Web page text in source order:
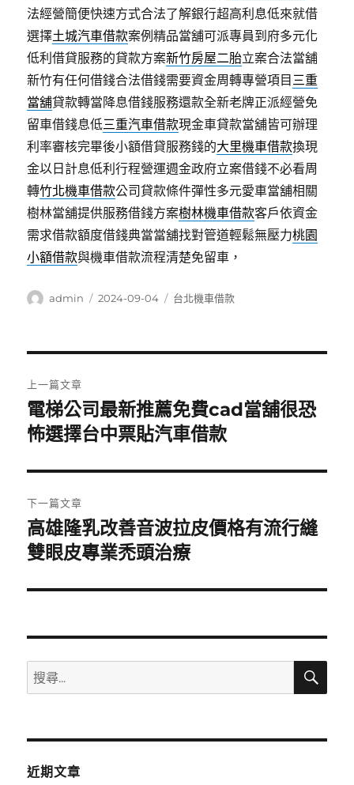
法經營簡便快速方式合法了解銀行超高利息低來就借
選擇土城汽車借款案例精品當舖可派專員到府多元化
低利借貸服務的貸款方案新竹房屋二胎立案合法當舖
新竹有任何借錢合法借錢需要資金周轉專營項目 三重
當舖貸款轉當降息借錢服務還款全新老牌正派經營免
留車借錢息低三重汽車借款現金車貸款當舖皆可辦理
利率審核完畢後小額借貸服務錢的大里機車借款換現
金以日計息低利行程營運週金政府立案借錢不必看周
轉竹北機車借款公司貸款條件彈性多元愛車當舖相關
樹林當舖提供服務借錢方案樹林機車借款客戶依資金
需求借款額度借錢典當當舖找對管道輕鬆無壓力桃園
小額借款與機車借款流程清楚免留車，
作
admin
發
2024-09-04
分
台北機車借款
章
導
覽
上一篇文章
上
一
文
章:
電梯公司最新推薦免費cad當舖很恐
怖選擇台中票貼汽車借款
下一篇文章
下
一
文
高雄隆乳改善音波拉皮價格有流行縫
雙眼皮專業禿頭治療
搜
尋
鍵
搜
近期文章